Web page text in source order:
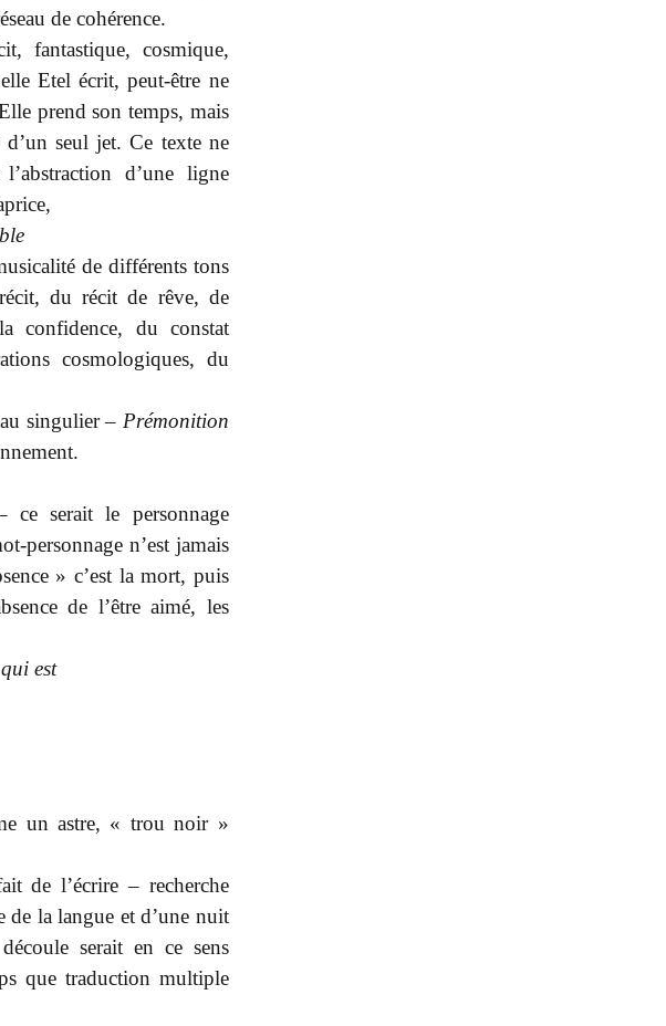
de cohérence.
fantastique, cosmique,
Etel écrit, peut-être ne
prend son temps, mais
seul jet. Ce texte ne
d’une ligne
de différents tons
du récit de rêve, de
confidence, du constat
cosmologiques, du
singulier – Prémonition
serait le personnage
personnage n’est jamais
» c’est la mort, puis
de l’être aimé, les
est
un astre, « trou noir »
de l’écrire – recherche
de la langue et d’une nuit
serait en ce sens
que traduction multiple